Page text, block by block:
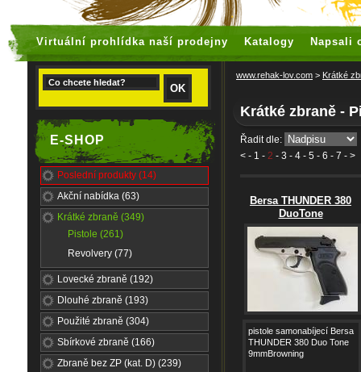
Virtuální prohlídka naší prodejny Katalogy Napsali
E-SHOP
Poslední produkty (14)
Akční nabídka (63)
Krátké zbraně (349)
Pistole (261)
Revolvery (77)
Lovecké zbraně (192)
Dlouhé zbraně (193)
Použité zbraně (304)
Sbírkové zbraně (166)
Zbraně bez ZP (kat. D) (239)
www.rehak-lov.com > Krátké
Krátké zbraně -
Řadit dle:
< - 1 - 2 - 3 - 4 - 5 - 6 - 7 - >
Bersa THUNDER 380
DuoTone
pistole samonabíjecí Bersa
THUNDER 380 Duo Tone
9mmBrowning